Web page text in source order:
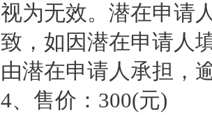
视为无效。潜在申请
致，如因潜在申请人
由潜在申请人承担，
4、售价：300(元)